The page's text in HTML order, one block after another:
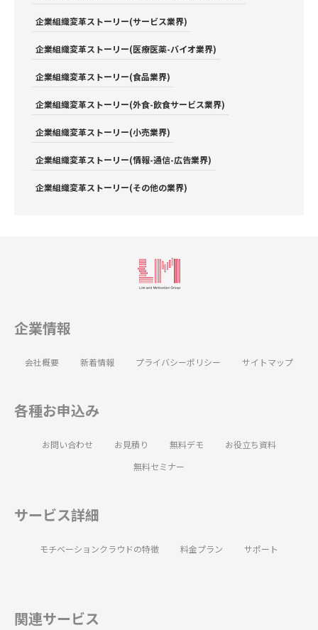
企業組織変革ストーリー(サービス業界)
企業組織変革ストーリー(医療医薬-バイオ業界)
企業組織変革ストーリー(食品業界)
企業組織変革ストーリー(外食-飲食サービス業界)
企業組織変革ストーリー(小売業界)
企業組織変革ストーリー(情報-通信-広告業界)
企業組織変革ストーリー(その他の業界)
企業情報
会社概要 新着情報 プライバシーポリシー サイトマップ
各種お申込み
お問い合わせ お見積り 無料デモ
お役立ち資料
無料セミナー
サービス詳細
モチベーションクラウドの特徴 料金プラン サポート
関連サービス